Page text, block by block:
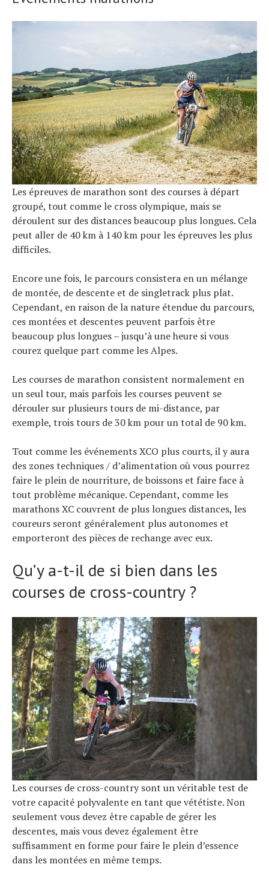
Les épreuves de marathon sont des courses à départ
groupé, tout comme le cross olympique, mais se
déroulent sur des distances beaucoup plus longues. Cela
peut aller de 40 km à 140 km pour les épreuves les plus
difficiles.
Encore une fois, le parcours consistera en un mélange
de montée, de descente et de singletrack plus plat.
Cependant, en raison de la nature étendue du parcours,
ces montées et descentes peuvent parfois être
beaucoup plus longues – jusqu’à une heure si vous
courez quelque part comme les Alpes.
Les courses de marathon consistent normalement en
un seul tour, mais parfois les courses peuvent se
dérouler sur plusieurs tours de mi-distance, par
exemple, trois tours de 30 km pour un total de 90 km.
Tout comme les événements XCO plus courts, il y aura
des zones techniques / d’alimentation où vous pourrez
faire le plein de nourriture, de boissons et faire face à
tout problème mécanique. Cependant, comme les
marathons XC couvrent de plus longues distances, les
coureurs seront généralement plus autonomes et
emporteront des pièces de rechange avec eux.
Qu’y a-t-il de si bien dans les
courses de cross-country ?
Les courses de cross-country sont un véritable test de
votre capacité polyvalente en tant que vététiste. Non
seulement vous devez être capable de gérer les
descentes, mais vous devez également être
suffisamment en forme pour faire le plein d’essence
dans les montées en même temps.
Actualités
Technologies
Tests de produits
Conseils
Tous nos articles
À propos